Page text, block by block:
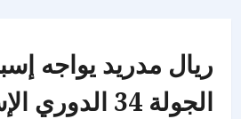
ريال مدريد يواجه
الجولة 34 الدوري الإسباني